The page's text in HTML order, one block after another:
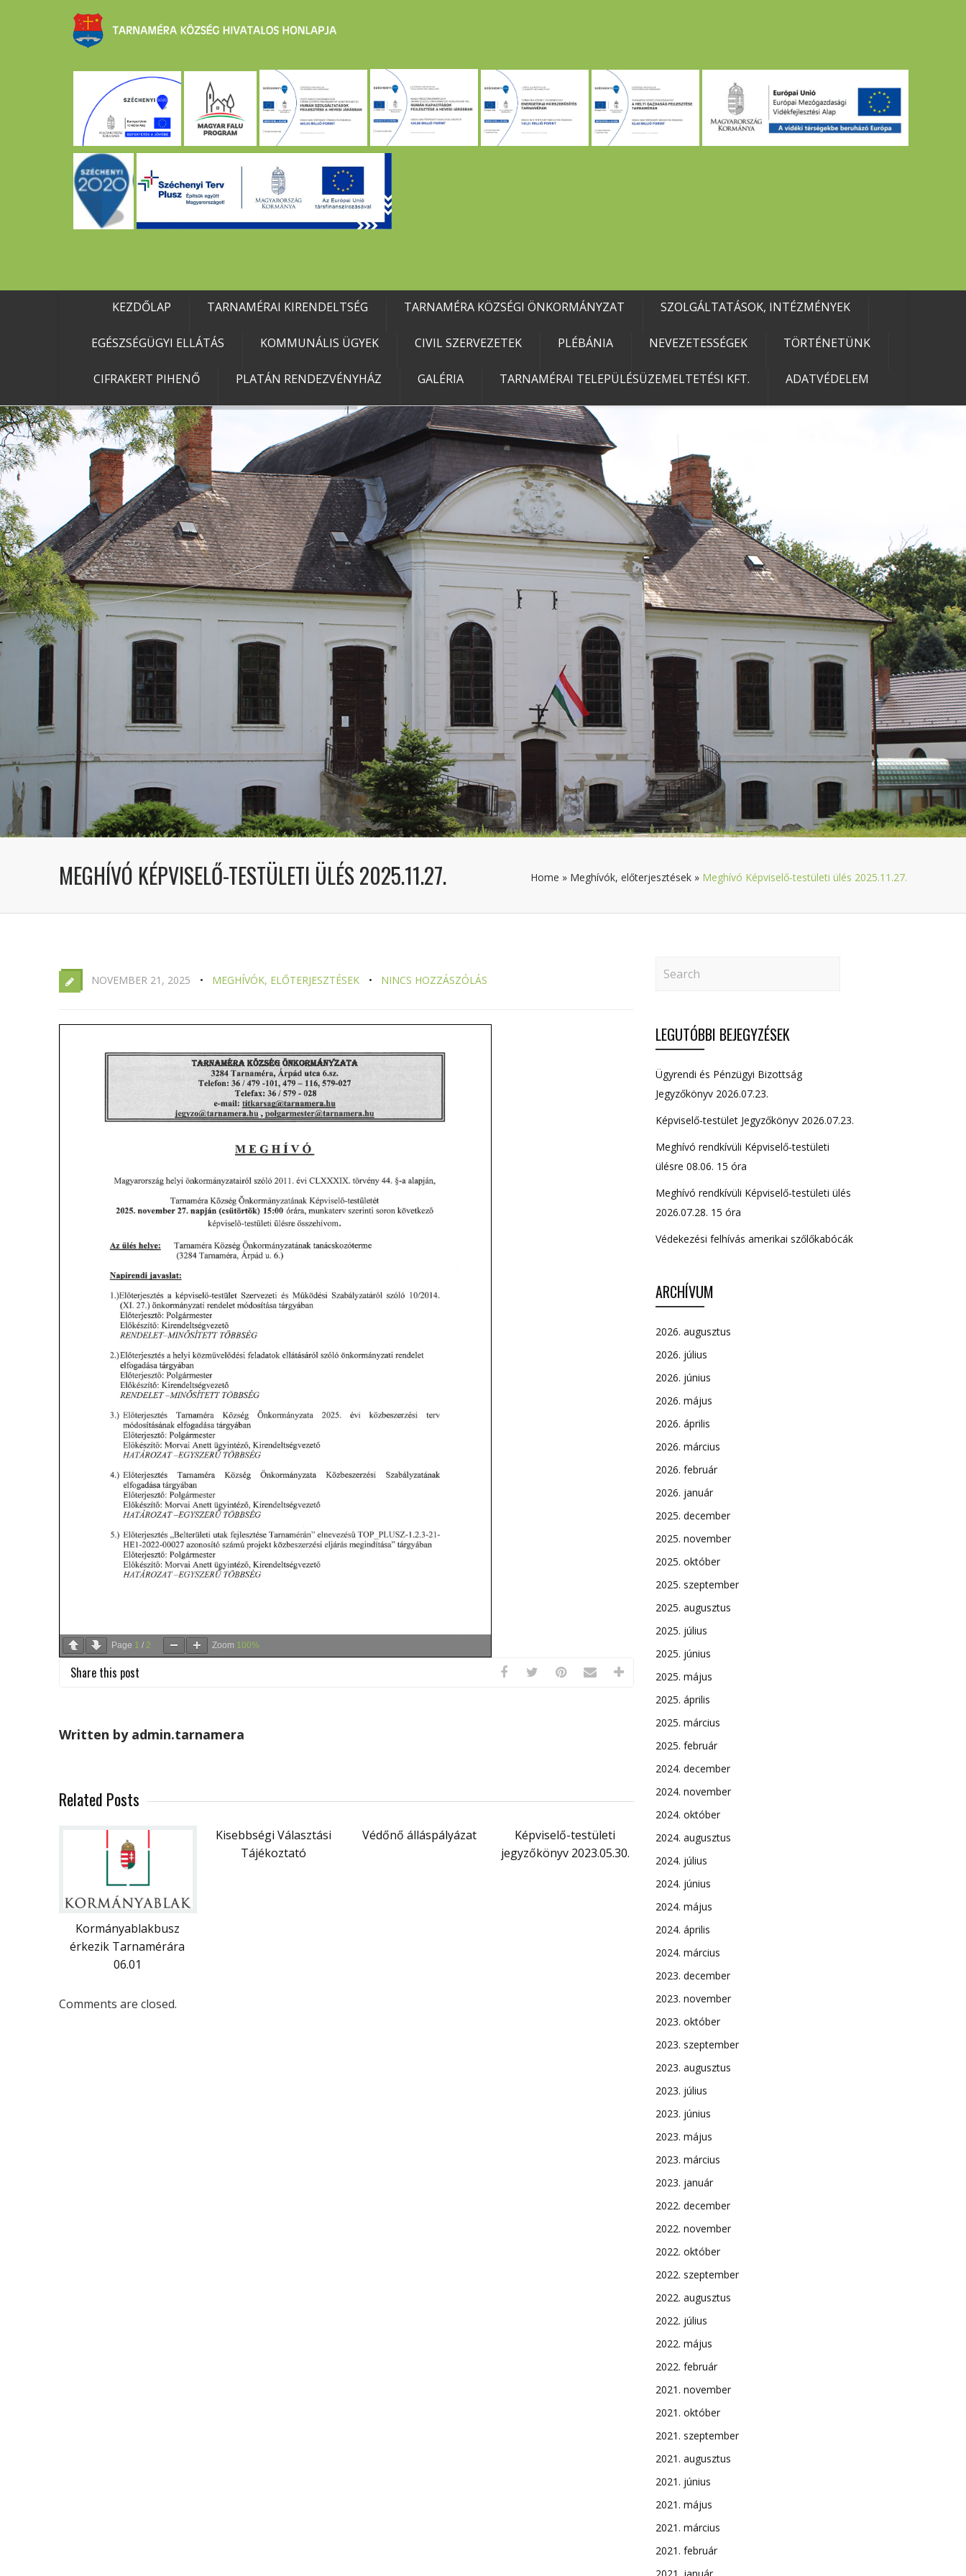
KEZDŐLAP TARNAMÉRAI KIRENDELTSÉG TARNAMÉRA KÖZSÉGI ÖNKORMÁNYZAT SZOLGÁLTATÁSOK, INTÉZMÉNYEK
EGÉSZSÉGÜGYI ELLÁTÁS KOMMUNÁLIS ÜGYEK CIVIL SZERVEZETEK PLÉBÁNIA NEVEZETESSÉGEK TÖRTÉNETÜNK
CIFRAKERT PIHENŐ PLATÁN RENDEZVÉNYHÁZ GALÉRIA TARNAMÉRAI TELEPÜLÉSÜZEMELTETÉSI KFT. ADATVÉDELEM
MEGHÍVÓ KÉPVISELŐ-TESTÜLETI ÜLÉS 2025.11.27. Home » Meghívók, előterjesztések » Meghívó Képviselő-testületi ülés 2025.11.27.
NOVEMBER 21, 2025 MEGHÍVÓK, ELŐTERJESZTÉSEK NINCS HOZZÁSZÓLÁS
Page 1 / 2 Zoom 100%
Share this post
Written by admin.tarnamera
Related Posts
Kormányablakbusz
érkezik Tarnamérára
06.01
Kisebbségi Választási
Tájékoztató
Védőnő álláspályázat
Képviselő-testületi
jegyzőkönyv 2023.05.30.
Comments are closed.
LEGUTÓBBI BEJEGYZÉSEK
Ügyrendi és Pénzügyi Bizottság
Jegyzőkönyv 2026.07.23.
Képviselő-testület Jegyzőkönyv 2026.07.23.
Meghívó rendkívüli Képviselő-testületi
ülésre 08.06. 15 óra
Meghívó rendkívüli Képviselő-testületi ülés
2026.07.28. 15 óra
Védekezési felhívás amerikai szőlőkabócák
ARCHÍVUM
2026. augusztus
2026. július
2026. június
2026. május
2026. április
2026. március
2026. február
2026. január
2025. december
2025. november
2025. október
2025. szeptember
2025. augusztus
2025. július
2025. június
2025. május
2025. április
2025. március
2025. február
2024. december
2024. november
2024. október
2024. augusztus
2024. július
2024. június
2024. május
2024. április
2024. március
2023. december
2023. november
2023. október
2023. szeptember
2023. augusztus
2023. július
2023. június
2023. május
2023. március
2023. január
2022. december
2022. november
2022. október
2022. szeptember
2022. augusztus
2022. július
2022. május
2022. február
2021. november
2021. október
2021. szeptember
2021. augusztus
2021. június
2021. május
2021. március
2021. február